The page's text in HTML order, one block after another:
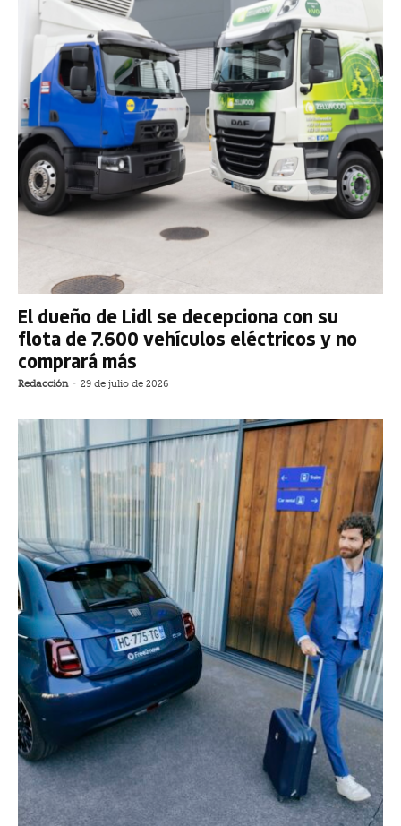
El dueño de Lidl se decepciona con su
flota de 7.600 vehículos eléctricos y no
comprará más
Redacción - 29 de julio de 2026